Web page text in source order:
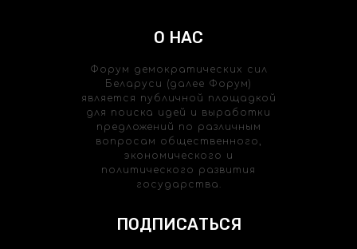
О НАС
Форум демократических сил
Беларуси (далее Форум)
является публичной площадкой
для поиска идей и выработки
предложений по различным
вопросам общественного,
экономического и
политического развития
государства.
ПОДПИСАТЬСЯ